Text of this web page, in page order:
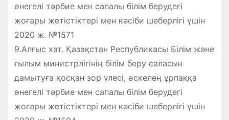
өнегелі тәрбие мен сапалы білім берудегі
жоғары жетістіктері мен кәсіби шеберлігі үшін
2020 ж. №1571
9.Алғыс хат. Қазақстан Республикасы Білім және
ғылым министрлігінің білім беру саласын
дамытуға қосқан зор үлесі, өскелең ұрпаққа
өнегелі тәрбие мен сапалы білім берудегі
жоғары жетістіктері мен кәсіби шеберлігі үшін